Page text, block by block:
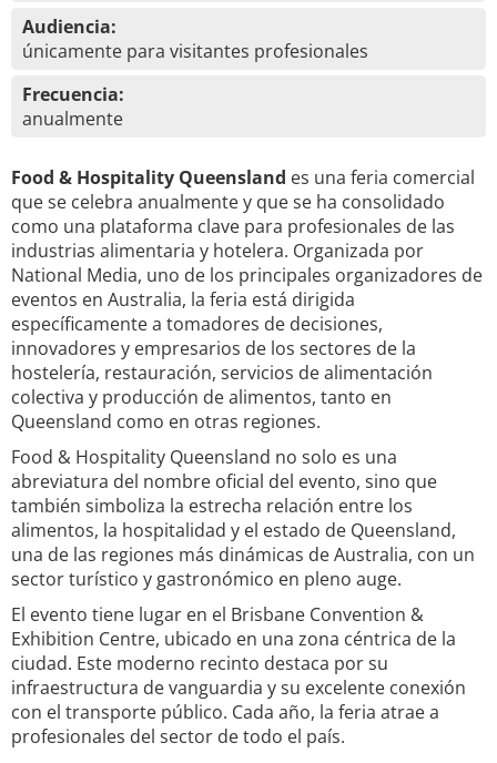
Audiencia:
únicamente para visitantes profesionales
Frecuencia:
anualmente
Food & Hospitality Queensland es una feria comercial
que se celebra anualmente y que se ha consolidado
como una plataforma clave para profesionales de las
industrias alimentaria y hotelera. Organizada por
National Media, uno de los principales organizadores de
eventos en Australia, la feria está dirigida
específicamente a tomadores de decisiones,
innovadores y empresarios de los sectores de la
hostelería, restauración, servicios de alimentación
colectiva y producción de alimentos, tanto en
Queensland como en otras regiones.
Food & Hospitality Queensland no solo es una
abreviatura del nombre oficial del evento, sino que
también simboliza la estrecha relación entre los
alimentos, la hospitalidad y el estado de Queensland,
una de las regiones más dinámicas de Australia, con un
sector turístico y gastronómico en pleno auge.
El evento tiene lugar en el Brisbane Convention &
Exhibition Centre, ubicado en una zona céntrica de la
ciudad. Este moderno recinto destaca por su
infraestructura de vanguardia y su excelente conexión
con el transporte público. Cada año, la feria atrae a
profesionales del sector de todo el país.